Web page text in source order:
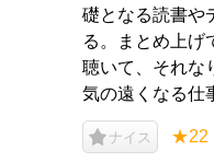
礎となる読書や
る。まとめ上げ
聴いて、それな
気の遠くなる仕
ナイス ★22